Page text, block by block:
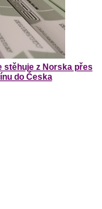
stěhuje z Norska přes
do Česka